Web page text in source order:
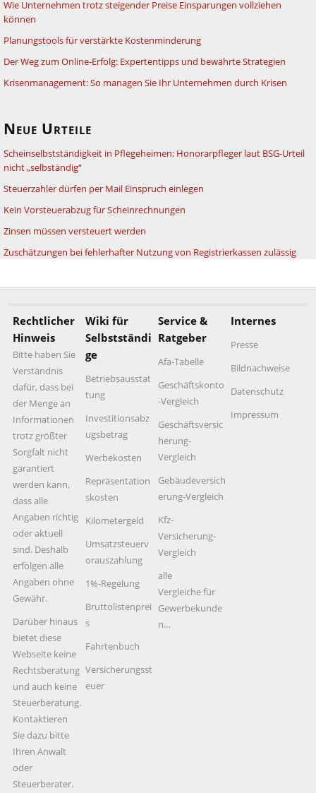
Wie Unternehmen trotz steigender Preise Einsparungen vollziehen
können
Planungstools für verstärkte Kostenminderung
Der Weg zum Online-Erfolg: Expertentipps und bewährte Strategien
Krisenmanagement: So managen Sie Ihr Unternehmen durch Krisen
Neue Urteile
Scheinselbstständigkeit in Pflegeheimen: Honorarpfleger laut BSG-Urteil
nicht „selbständig“
Steuerzahler dürfen per Mail Einspruch einlegen
Kein Vorsteuerabzug für Scheinrechnungen
Zinsen müssen versteuert werden
Zuschätzungen bei fehlerhafter Nutzung von Registrierkassen zulässig
Rechtlicher
Hinweis
Bitte haben Sie
Verständnis
dafür, dass bei
der Menge an
Informationen
trotz größter
Sorgfalt nicht
garantiert
werden kann,
dass alle
Angaben richtig
oder aktuell
sind. Deshalb
erfolgen alle
Angaben ohne
Gewähr.
Darüber hinaus
bietet diese
Webseite keine
Rechtsberatung
und auch keine
Steuerberatung.
Kontaktieren
Sie dazu bitte
Ihren Anwalt
oder
Steuerberater.
Wiki für
Selbstständi
ge
Betriebsausstat
tung
Investitionsabz
ugsbetrag
Werbekosten
Repräsentation
skosten
Kilometergeld
Umsatzsteuerv
orauszahlung
1%-Regelung
Bruttolistenprei
s
Fahrtenbuch
Versicherungsst
euer
Service &
Ratgeber
Afa-Tabelle
Geschäftskonto
-Vergleich
Geschäftsversic
herung-
Vergleich
Gebäudeversich
erung-Vergleich
Kfz-
Versicherung-
Vergleich
alle
Vergleiche für
Gewerbekunde
n…
Internes
Presse
Bildnachweise
Datenschutz
Impressum